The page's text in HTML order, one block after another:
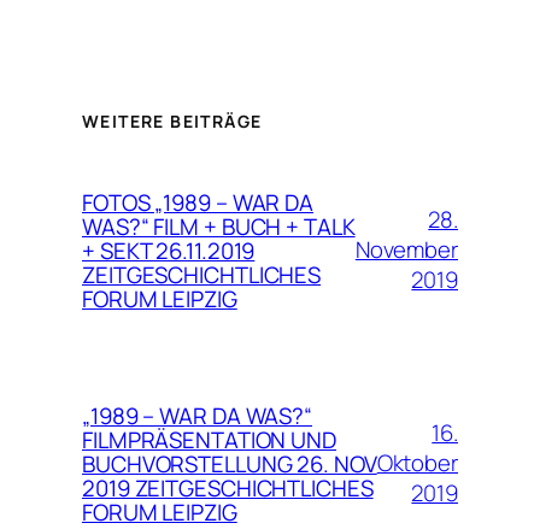
WEITERE BEITRÄGE
FOTOS „1989 – WAR DA
WAS?“ FILM + BUCH + TALK
+ SEKT 26.11.2019
ZEITGESCHICHTLICHES
FORUM LEIPZIG
28.
November
2019
„1989 – WAR DA WAS?“
FILMPRÄSENTATION UND
BUCHVORSTELLUNG 26. NOV
2019 ZEITGESCHICHTLICHES
FORUM LEIPZIG
16.
Oktober
2019